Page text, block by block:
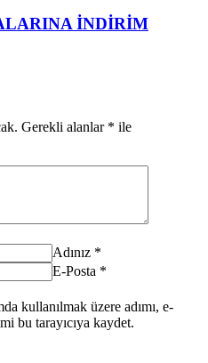
İNDİRİM
Gerekli alanlar * ile
Adınız *
E-Posta *
kullanılmak üzere adımı, e-
bu tarayıcıya kaydet.